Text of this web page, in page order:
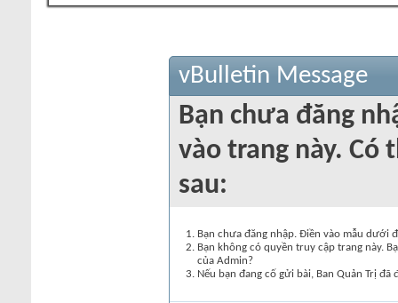
vBulletin Message
Bạn chưa đăng
vào trang này. Có
sau:
Bạn chưa đăng nhập. Điền vào mẫu dưới
Bạn không có quyền truy cập trang này.
của Admin?
Nếu bạn đang cố gửi bài, Ban Quản Trị